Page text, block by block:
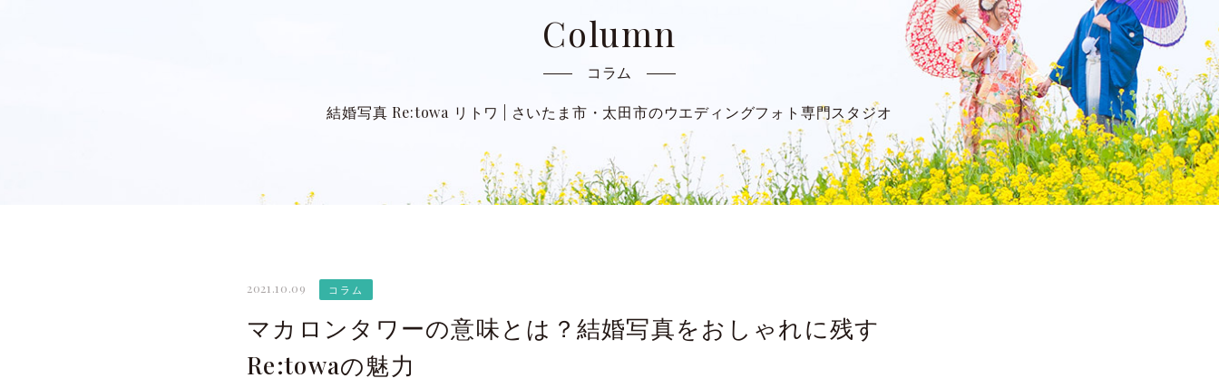
Column
コラム
結婚写真 Re:towa リトワ さいたま市・太田市のウエディングフォト専門スタジオ
2021.10.09 コラム
マカロンタワーの意味とは？結婚写真をおしゃれに残す
Re:towaの魅力